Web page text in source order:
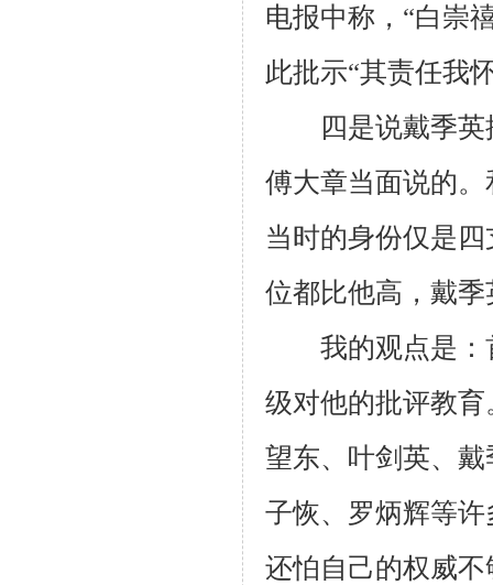
电报中称，“白崇
此批示“其责任我
四是说戴季英
傅大章当面说的
当时的身份仅是
位都比他高，戴
我的观点是：
级对他的批评教
望东、叶剑英、
子恢、罗炳辉等
还怕自己的权威